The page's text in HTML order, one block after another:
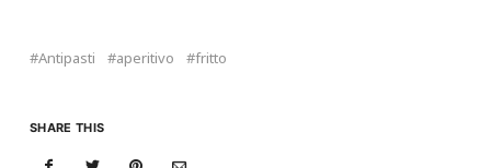
Antipasti aperitivo fritto
SHARE THIS